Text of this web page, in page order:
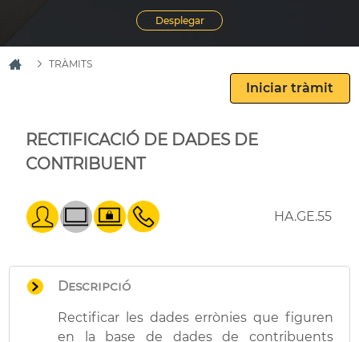
TRÀMITS
Iniciar tràmit
RECTIFICACIÓ DE DADES DE
CONTRIBUENT
HA.GE.55
Descripció
Rectificar les dades errònies que figuren
en la base de dades de contribuents